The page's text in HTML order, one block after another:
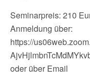
Seminarpreis: 210
Anmeldung über:
https://
oder über Email